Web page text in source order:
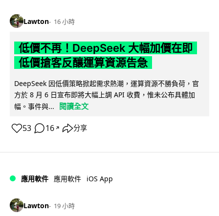
Lawton 16 小時
低價不再！DeepSeek 大幅加價在即
低價搶客反釀運算資源告急
DeepSeek 因低價策略掀起需求熱潮，運算資源不勝負荷，官
方於 8 月 6 日宣布即將大幅上調 API 收費，惟未公布具體加
幅。事件與...
閱讀全文
53 16 ↗ 分享
應用軟件 應用軟件 iOS App
Lawton 19 小時